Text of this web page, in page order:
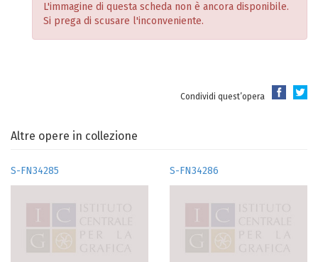
L'immagine di questa scheda non è ancora disponibile.
Si prega di scusare l'inconveniente.
Condividi quest’opera
Altre opere in collezione
S-FN34285 S-FN34286